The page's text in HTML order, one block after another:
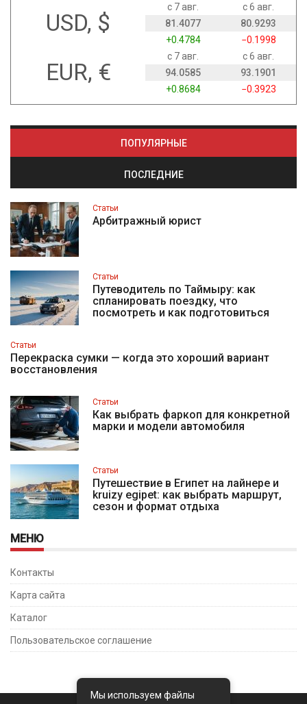
USD, $
с 7 авг.
с 6 авг.
81.4077
80.9293
+0.4784
−0.1998
EUR, €
с 7 авг.
с 6 авг.
94.0585
93.1901
+0.8684
−0.3923
ПОПУЛЯРНЫЕ
ПОСЛЕДНИЕ
Статьи
Арбитражный юрист
Статьи
Путеводитель по Таймыру: как
спланировать поездку, что
посмотреть и как подготовиться
Статьи
Перекраска сумки — когда это хороший вариант
восстановления
Статьи
Как выбрать фаркоп для конкретной
марки и модели автомобиля
Статьи
Путешествие в Египет на лайнере и
kruizy egipet: как выбрать маршрут,
сезон и формат отдыха
МЕНЮ
Контакты
Карта сайта
Каталог
Пользовательское соглашение
Мы используем файлы